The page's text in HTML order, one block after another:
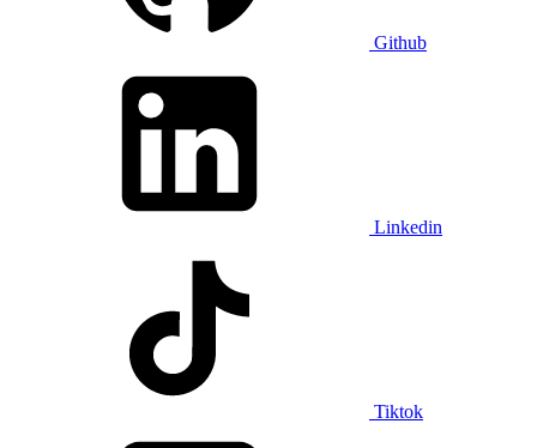
Github
Linkedin
Tiktok